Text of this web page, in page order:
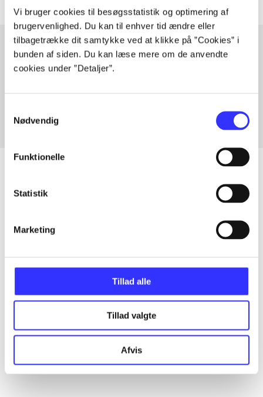
Vi bruger cookies til besøgsstatistik og optimering af
brugervenlighed. Du kan til enhver tid ændre eller
tilbagetrække dit samtykke ved at klikke på ”Cookies” i
bunden af siden. Du kan læse mere om de anvendte
cookies under ”Detaljer”.
Nødvendig
Funktionelle
Statistik
Marketing
Tillad alle
Tillad valgte
Afvis
Artikler med samme emner
...
...